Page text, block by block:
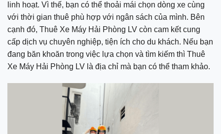
linh hoạt. Vì thế, bạn có thể thoải mái chọn dòng xe cùng
với thời gian thuê phù hợp với ngân sách của mình. Bên
cạnh đó, Thuê Xe Máy Hải Phòng LV còn cam kết cung
cấp dịch vụ chuyên nghiệp, tiện ích cho du khách. Nếu bạn
đang băn khoăn trong việc lựa chọn và tìm kiếm thì Thuê
Xe Máy Hải Phòng LV là địa chỉ mà bạn có thể tham khảo.